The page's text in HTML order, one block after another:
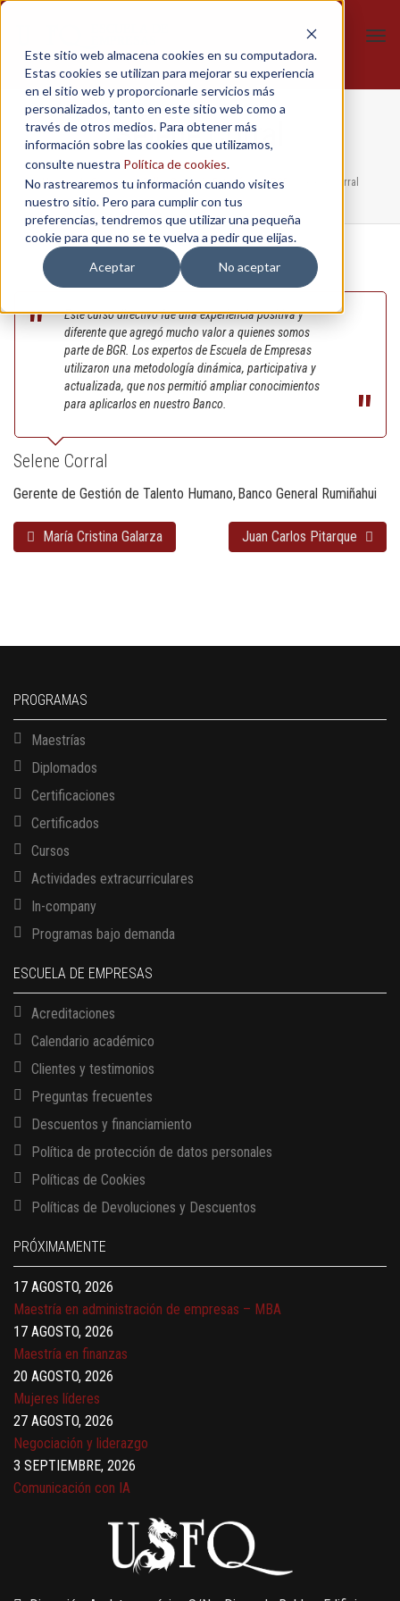
Este sitio web almacena cookies en su computadora.
Estas cookies se utilizan para mejorar su experiencia
en el sitio web y proporcionarle servicios más
personalizados, tanto en este sitio web como a
través de otros medios. Para obtener más
información sobre las cookies que utilizamos,
consulte nuestra Política de cookies.
No rastrearemos tu información cuando visites
nuestro sitio. Pero para cumplir con tus
preferencias, tendremos que utilizar una pequeña
cookie para que no se te vuelva a pedir que elijas.
Aceptar
No aceptar
Selene Corral
Home / In-Company / Taller Gerencia Estratégica - BGR Selene Corral
Este curso directivo fue una experiencia positiva y
diferente que agregó mucho valor a quienes somos
parte de BGR. Los expertos de Escuela de Empresas
utilizaron una metodología dinámica, participativa y
actualizada, que nos permitió ampliar conocimientos
para aplicarlos en nuestro Banco.
Selene Corral
Gerente de Gestión de Talento Humano Banco General Rumiñahui
María Cristina Galarza Juan Carlos Pitarque
PROGRAMAS
Maestrías
Diplomados
Certificaciones
Certificados
Cursos
Actividades extracurriculares
In-company
Programas bajo demanda
ESCUELA DE EMPRESAS
Acreditaciones
Calendario académico
Clientes y testimonios
Preguntas frecuentes
Descuentos y financiamiento
Política de protección de datos personales
Políticas de Cookies
Políticas de Devoluciones y Descuentos
PRÓXIMAMENTE
13 AGOSTO, 2026
17 AGOSTO, 2026
Gerencia de empresas familiares
17 AGOSTO, 2026
Maestría en administración de empresas – MBA
17 AGOSTO, 2026
Maestría en finanzas
20 AGOSTO, 2026
Mujeres líderes
27 AGOSTO, 2026
Negociación y liderazgo
3 SEPTIEMBRE, 2026
Comunicación con IA
Gobernanza de datos
13 AGOSTO, 2026
Finanzas para no financieros